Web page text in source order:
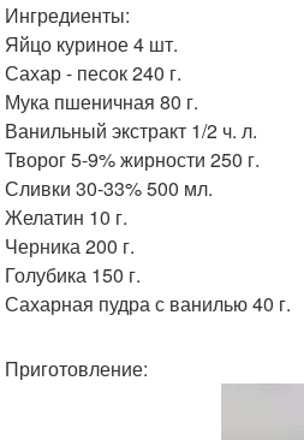
Ингредиенты:
Яйцо куриное 4 шт.
Сахар - песок 240 г.
Мука пшеничная 80 г.
Ванильный экстракт 1/2 ч. л.
Творог 5-9% жирности 250 г.
Сливки 30-33% 500 мл.
Желатин 10 г.
Черника 200 г.
Голубика 150 г.
Сахарная пудра с ванилью 40 г.
Приготовление: